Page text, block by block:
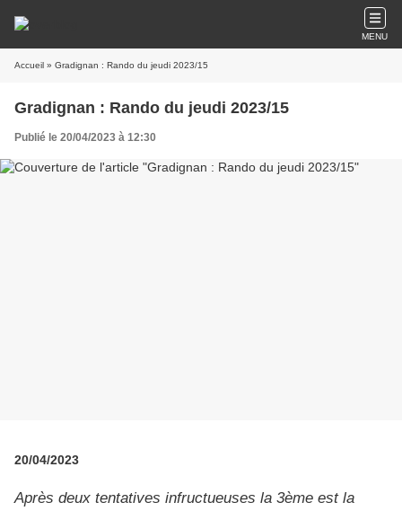
MENU
Accueil » Gradignan : Rando du jeudi 2023/15
Gradignan : Rando du jeudi 2023/15
Publié le 20/04/2023 à 12:30
20/04/2023
Après deux tentatives infructueuses la 3ème est la